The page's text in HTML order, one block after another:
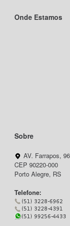
Onde Estamos
Sobre
AV. Farrapos,
CEP 90220-000
Porto Alegre, RS
Telefone: